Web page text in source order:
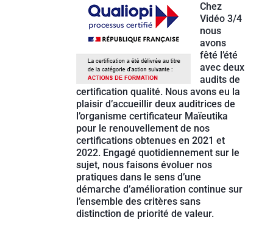
Chez
Vidéo 3/4
nous
avons
fêté l’été
avec deux
audits de
certification qualité. Nous avons eu la
plaisir d’accueillir deux auditrices de
l’organisme certificateur Maïeutika
pour le renouvellement de nos
certifications obtenues en 2021 et
2022. Engagé quotidiennement sur le
sujet, nous faisons évoluer nos
pratiques dans le sens d’une
démarche d’amélioration continue sur
l’ensemble des critères sans
distinction de priorité de valeur.